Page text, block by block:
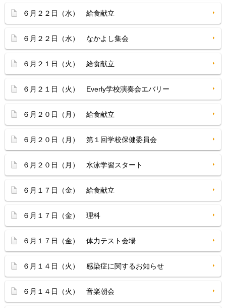
６月２２日（水） 給食献立
６月２２日（水） なかよし集会
６月２１日（火） 給食献立
６月２１日（火） Everly学校演奏会エバリー
６月２０日（月） 給食献立
６月２０日（月） 第１回学校保健委員会
６月２０日（月） 水泳学習スタート
６月１７日（金） 給食献立
６月１７日（金） 理科
６月１７日（金） 体力テスト会場
６月１４日（火） 感染症に関するお知らせ
６月１４日（火） 音楽朝会